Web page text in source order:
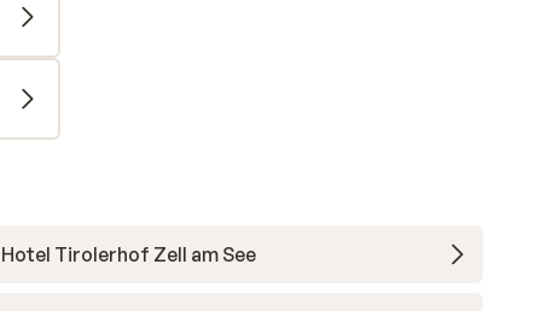
Hotel Tirolerhof Zell am See